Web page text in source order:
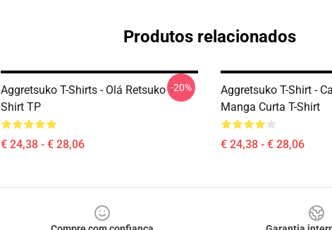
Produtos relacionados
Aggretsuko T-Shirts - Olá Retsuko T-
Shirt TP
€ 24,38 - € 28,06
-20%
Aggretsuko T-Shirt -
Manga Curta T-Shirt
€ 24,38 - € 28,06